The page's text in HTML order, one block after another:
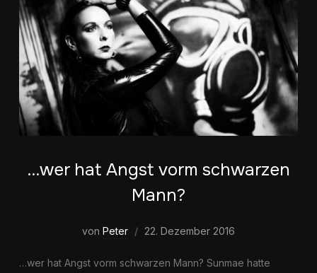
…wer hat Angst vorm schwarzen
Mann?
von Peter 22. Dezember 2016
…wer hat Angst vorm schwarzen Mann? Sunmae hatte